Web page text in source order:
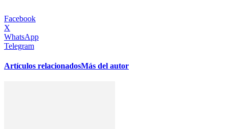
Facebook
X
WhatsApp
Telegram
Artículos relacionadosMás del autor